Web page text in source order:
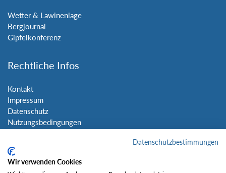
Wetter & Lawinenlage
Bergjournal
Gipfelkonferenz
Rechtliche Infos
Kontakt
Impressum
Datenschutz
Nutzungsbedingungen
Social Media
Datenschutzbestimmungen
Wir verwenden Cookies